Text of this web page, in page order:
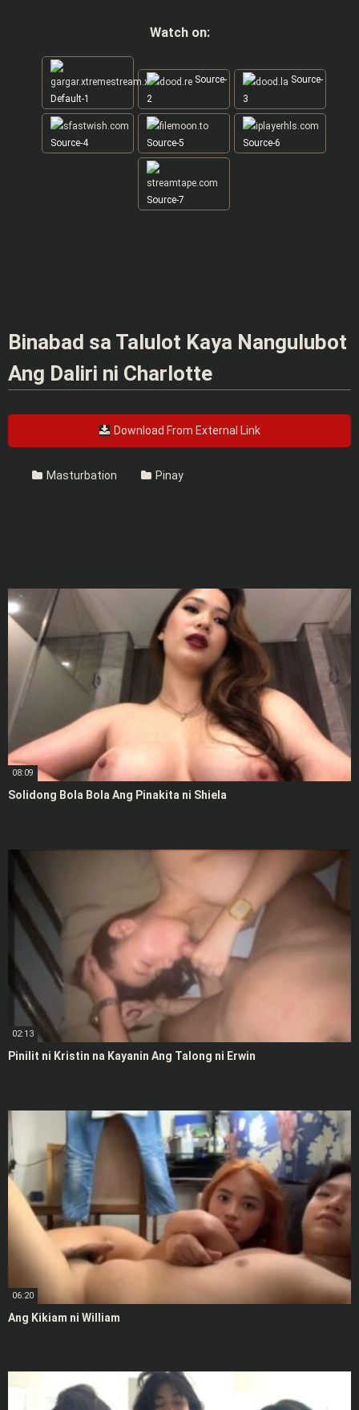
Watch on:
Default-1
Source-
2
Source-
3
Source-4 Source-5 Source-6
Source-7
Binabad sa Talulot Kaya Nangulubot
Ang Daliri ni Charlotte
Download From External Link
Masturbation Pinay
08:09
Solidong Bola Bola Ang Pinakita ni Shiela
02:13
Pinilit ni Kristin na Kayanin Ang Talong ni Erwin
06:20
Ang Kikiam ni William